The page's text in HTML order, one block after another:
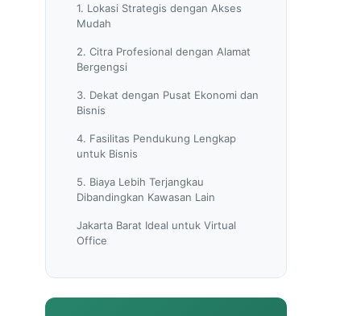
1. Lokasi Strategis dengan Akses
Mudah
2. Citra Profesional dengan Alamat
Bergengsi
3. Dekat dengan Pusat Ekonomi dan
Bisnis
4. Fasilitas Pendukung Lengkap
untuk Bisnis
5. Biaya Lebih Terjangkau
Dibandingkan Kawasan Lain
Jakarta Barat Ideal untuk Virtual
Office